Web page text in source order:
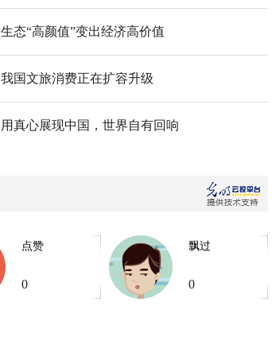
生态“高颜值”变出经济高价值
我国文旅消费正在扩容升级
用真心展现中国，世界自有回响
点赞
0
飘过
0